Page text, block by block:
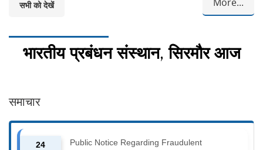
सभी को देखें
भारतीय प्रबंधन संस्थान, सिरमौर आज
समाचार
24
Public Notice Regarding Fraudulent